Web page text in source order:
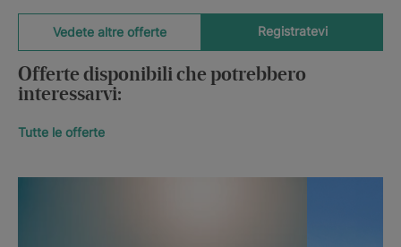
Registratevi
Vedete altre offerte
Offerte disponibili che potrebbero
interessarvi:
Tutte le offerte